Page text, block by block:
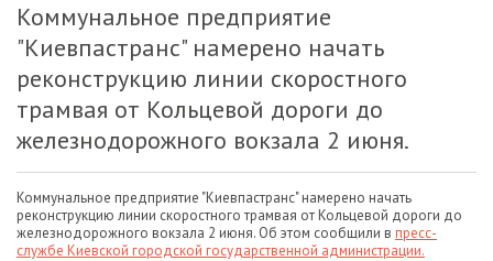
Коммунальное предприятие
"Киевпастранс" намерено начать
реконструкцию линии скоростного
трамвая от Кольцевой дороги до
железнодорожного вокзала 2 июня.
Коммунальное предприятие "Киевпастранс" намерено начать
реконструкцию линии скоростного трамвая от Кольцевой дороги до
железнодорожного вокзала 2 июня. Об этом сообщили в пресс-
службе Киевской городской государственной администрации.